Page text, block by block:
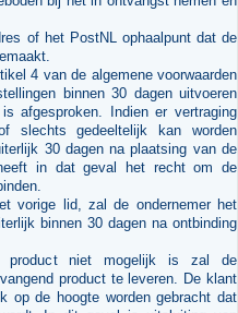
of het PostNL ophaalpunt dat de
4 van de algemene voorwaarden
binnen 30 dagen uitvoeren
afgesproken. Indien er vertraging
slechts gedeeltelijk kan worden
30 dagen na plaatsing van de
in dat geval het recht om de
vorige lid, zal de ondernemer het
binnen 30 dagen na ontbinding
product niet mogelijk is zal de
product te leveren. De klant
op de hoogte worden gebracht dat